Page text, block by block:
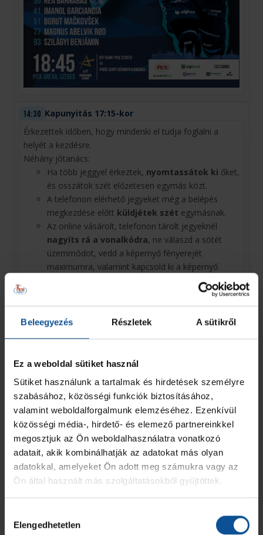
Beleegyezés Részletek A sütikről
Ez a weboldal sütiket használ
Sütiket használunk a tartalmak és hirdetések személyre
szabásához, közösségi funkciók biztosításához,
valamint weboldalforgalmunk elemzéséhez. Ezenkívül
közösségi média-, hirdető- és elemező partnereinkkel
megosztjuk az Ön weboldalhasználatra vonatkozó
adatait, akik kombinálhatják az adatokat más olyan
adatokkal, amelyeket Ön adott meg számukra vagy az
Ön által használt más szolgáltatásokból gyűjtöttek.
kiválasztása
Elengedhetetlen
14:30 Kapunyitás 17:15-kor
Érkezettek időben, hogy mindenki el tudja foglalni a
helyét a kezdésre.
Néhány jótanács:
Ha több jeggyel érkeztek, nyomtassátok ki őket,
és osszátok szét előzetesen egymás közt.
A telefonon elérhető jegyeket még a belépés
megkezdése előtt küldjétek szét egymásnak.
Az online vásárolt, telefonon tárolt jegyeknél
nagyíts rá a vonalkódra, ne válaszd a sötét
üzemmódot, vedd a képernyő fényerejét
maximumra, valamint kapcsold ki a képernyő
Mindenkit szeretnénk időben beléptetni, ezért
kérjük, hogyne kint, hanem az Arénán belül
beszéljétek meg a találkozási pontot.
találkoztunk a Bajnokok Ligájában. A Montpellier, a
Nantes, a Dunkerque és a Paris Saint-Germain ellen
csaptunk össze. 30 meccset vívtunk velük, a mérlegünk:
9 győzelem, 5 döntetlen és 16 vereség.
A PSG ellen tíz meccset vívtunk, a mérlegünk: 2
győzelem, 1 döntetlen és 7 vereség.
13:25
Gyertek tömegközlekedéssel!
tömegközlekedéssel, a helyszín megközelítését az SZKT
sűrítőjáratokkal segíti a 19-es troli vonalán.